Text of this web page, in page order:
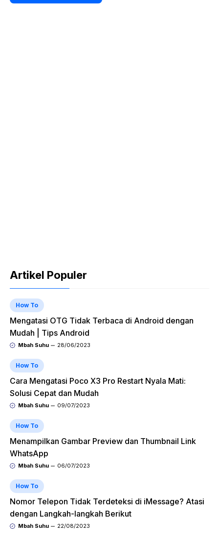
Artikel Populer
How To
Mengatasi OTG Tidak Terbaca di Android dengan
Mudah | Tips Android
Mbah Suhu 28/06/2023
How To
Cara Mengatasi Poco X3 Pro Restart Nyala Mati:
Solusi Cepat dan Mudah
Mbah Suhu 09/07/2023
How To
Menampilkan Gambar Preview dan Thumbnail Link
WhatsApp
Mbah Suhu 06/07/2023
How To
Nomor Telepon Tidak Terdeteksi di iMessage? Atasi
dengan Langkah-langkah Berikut
Mbah Suhu 22/08/2023